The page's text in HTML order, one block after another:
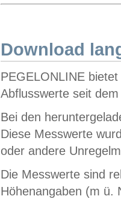
Download
PEGELONLINE
Abflusswerte seit
Bei den
Diese Messwerte
oder andere
Die Messwerte sind
Höhenangaben (m ü.